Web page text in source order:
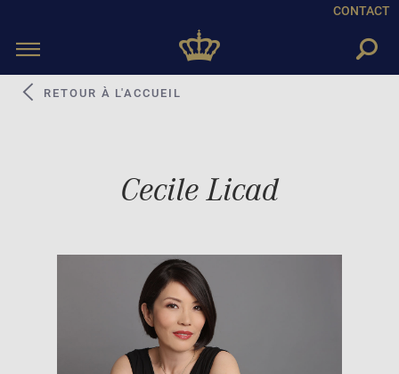
CONTACT
Toggle
Cecile Licad
RETOUR À L'ACCUEIL